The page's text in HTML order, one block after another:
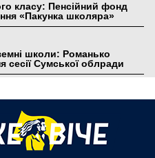
класу: Пенсійний фонд
«Пакунка школяра»
школи: Романько
сесії Сумської облради
історій із